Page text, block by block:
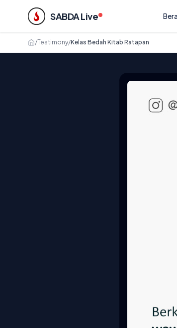
SABDA Live
/Testimony/Kelas Bedah Kitab Ratapan